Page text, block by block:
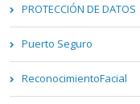
PROTECCIÓN DE DATOS
Puerto Seguro
ReconocimientoFacial